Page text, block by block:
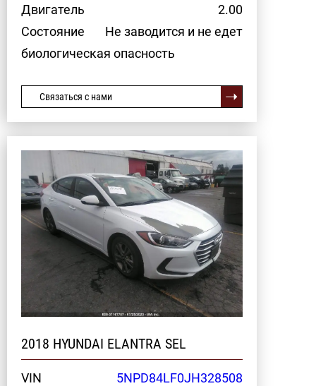
Двигатель
2.00
Состояние
Не заводится и не едет
биологическая опасность
Связаться с нами
2018 HYUNDAI ELANTRA SEL
VIN
5NPD84LF0JH328508